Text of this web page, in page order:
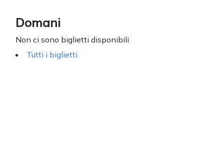
Domani
Non ci sono biglietti disponibili
Tutti i biglietti